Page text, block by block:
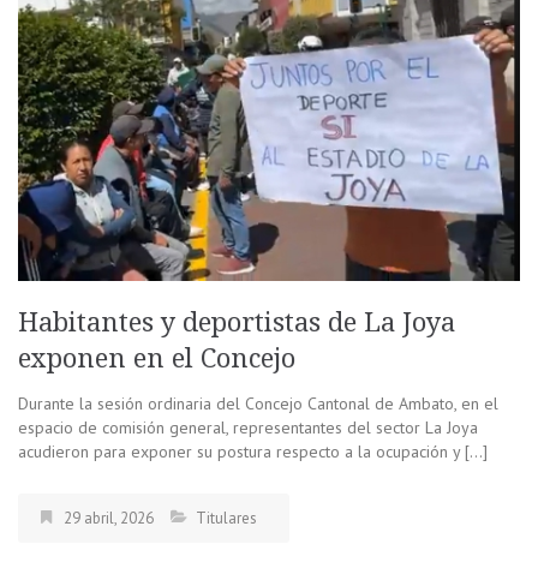
Habitantes y deportistas de La Joya
exponen en el Concejo
Durante la sesión ordinaria del Concejo Cantonal de Ambato, en el
espacio de comisión general, representantes del sector La Joya
acudieron para exponer su postura respecto a la ocupación y […]
29 abril, 2026 Titulares